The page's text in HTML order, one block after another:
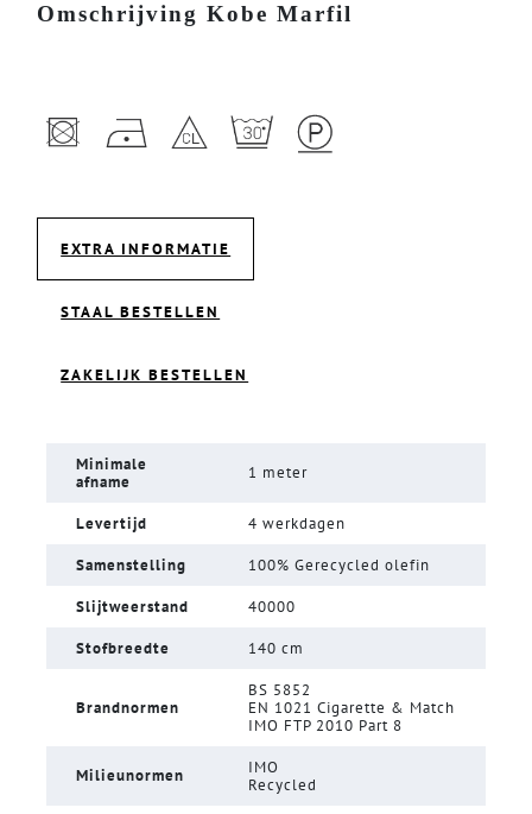
Omschrijving Kobe Marfil
EXTRA INFORMATIE
STAAL BESTELLEN
ZAKELIJK BESTELLEN
Minimale
afname
1 meter
Levertijd 4 werkdagen
Samenstelling 100% Gerecycled olefin
Slijtweerstand 40000
Stofbreedte 140 cm
Brandnormen
BS 5852
EN 1021 Cigarette & Match
IMO FTP 2010 Part 8
Milieunormen
IMO
Recycled